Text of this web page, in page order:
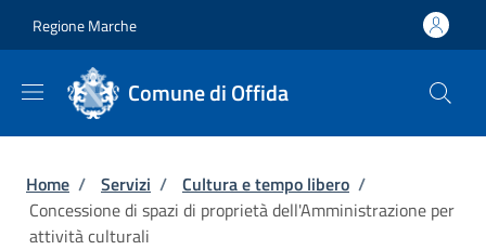
Regione Marche
Comune di Offida
Briciole di pane
Home / Servizi / Cultura e tempo libero /
Concessione di spazi di proprietà dell'Amministrazione per
attività culturali